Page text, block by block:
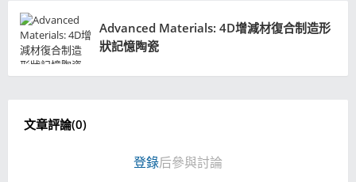
Advanced Materials: 4D增減材復合制造形
狀記憶陶瓷
文章評論(0)
登錄后參與討論